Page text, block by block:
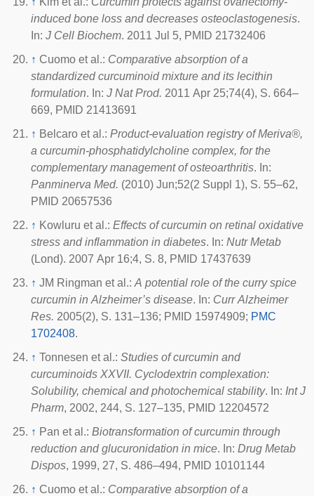
induced bone loss and decreases osteoclastogenesis.
In: J Cell Biochem. 2011 Jul 5, PMID 21732406
↑ Cuomo et al.: Comparative absorption of a
standardized curcuminoid mixture and its lecithin
formulation. In: J Nat Prod. 2011 Apr 25;74(4), S. 664–
669, PMID 21413691
↑ Belcaro et al.: Product-evaluation registry of Meriva®,
a curcumin-phosphatidylcholine complex, for the
complementary management of osteoarthritis. In:
Panminerva Med. (2010) Jun;52(2 Suppl 1), S. 55–62,
PMID 20657536
↑ Kowluru et al.: Effects of curcumin on retinal oxidative
stress and inflammation in diabetes. In: Nutr Metab
(Lond). 2007 Apr 16;4, S. 8, PMID 17437639
↑ JM Ringman et al.: A potential role of the curry spice
curcumin in Alzheimer’s disease. In: Curr Alzheimer
Res. 2005(2), S. 131–136; PMID 15974909; PMC
1702408.
↑ Tonnesen et al.: Studies of curcumin and
curcuminoids XXVII. Cyclodextrin complexation:
Solubility, chemical and photochemical stability. In: Int J
Pharm, 2002, 244, S. 127–135, PMID 12204572
↑ Pan et al.: Biotransformation of curcumin through
reduction and glucuronidation in mice. In: Drug Metab
Dispos, 1999, 27, S. 486–494, PMID 10101144
↑ Cuomo et al.: Comparative absorption of a